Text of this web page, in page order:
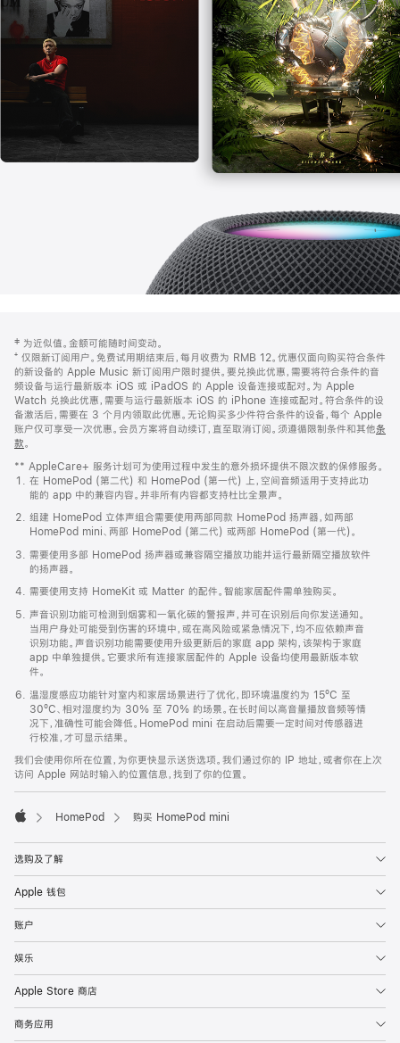
打
开)
页
页
脚
注
‡ 为近似值。金额可能随时间变动。
⁺ 仅限新订阅用户。免费试用期结束后，每月收费为 RMB 12。优惠仅面向购买符合条件
的新设备的 Apple Music 新订阅用户限时提供。要兑换此优惠，需要将符合条件的音
频设备与运行最新版本 iOS 或 iPadOS 的 Apple 设备连接或配对。为 Apple
Watch 兑换此优惠，需要与运行最新版本 iOS 的 iPhone 连接或配对。符合条件的设
备激活后，需要在 3 个月内领取此优惠。无论购买多少件符合条件的设备，每个 Apple
账户仅可享受一次优惠。会员方案将自动续订，直至取消订阅。须遵循限制条件和其他条
款。
窗
口
中
打
开)
** AppleCare+ 服务计划可为使用过程中发生的意外损坏提供不限次数的保修服务。
在 HomePod (第二代) 和 HomePod (第一代) 上，空间音频适用于支持此功
能的 app 中的兼容内容。并非所有内容都支持杜比全景声。
组建 HomePod 立体声组合需要使用两部同款 HomePod 扬声器，如两部
HomePod mini、两部 HomePod (第二代) 或两部 HomePod (第一代)。
需要使用多部 HomePod 扬声器或兼容隔空播放功能并运行最新隔空播放软件
的扬声器。
需要使用支持 HomeKit 或 Matter 的配件。智能家居配件需单独购买。
声音识别功能可检测到烟雾和一氧化碳的警报声，并可在识别后向你发送通知。
当用户身处可能受到伤害的环境中，或在高风险或紧急情况下，均不应依赖声音
识别功能。声音识别功能需要使用升级更新后的家庭 app 架构，该架构于家庭
app 中单独提供。它要求所有连接家居配件的 Apple 设备均使用最新版本软
件。
温湿度感应功能针对室内和家居场景进行了优化，即环境温度约为 15ºC 至
30ºC、相对湿度约为 30% 至 70% 的场景。在长时间以高音量播放音频等情
况下，准确性可能会降低。HomePod mini 在启动后需要一定时间对传感器进
行校准，才可显示结果。
我们会使用你所在位置，为你更快显示送货选项。我们通过你的 IP 地址，或者你在上次
访问 Apple 网站时输入的位置信息，找到了你的位置。
HomePod 购买 HomePod mini
选购及了解
Apple 钱包
账户
娱乐
Apple Store 商店
商务应用